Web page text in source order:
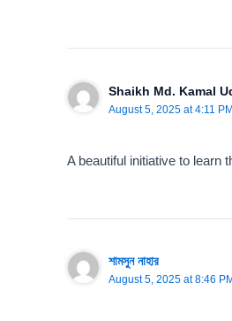
Shaikh Md. Kamal
August 5, 2025 at 4:11 PM
A beautiful initiative to learn
শামসুন নাহার
August 5, 2025 at 8:46 PM